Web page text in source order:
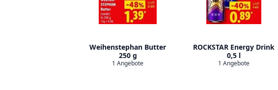
Weihenstephan Butter
250 g
1 Angebote
ROCKSTAR Energy Drink
0,5 l
1 Angebote